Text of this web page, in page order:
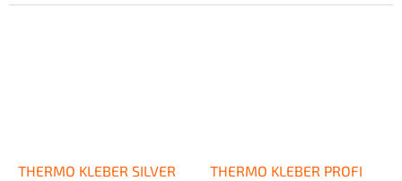
vysokou počiatočnou
THERMO KLEBER SILVER
THERMO KLEBER PROFI